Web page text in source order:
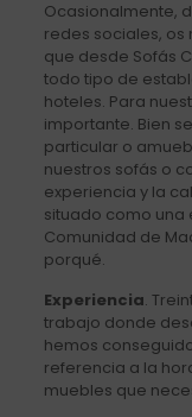
Ocasionalmente,
redes sociales,
que desde Sofás
todo tipo de
hoteles. Para
importante. Bien
particular o
nuestros sofás o
experiencia y la
situado como una
Comunidad de
porqué.
Experiencia.
trabajo donde
hemos
referencia a la
muebles que